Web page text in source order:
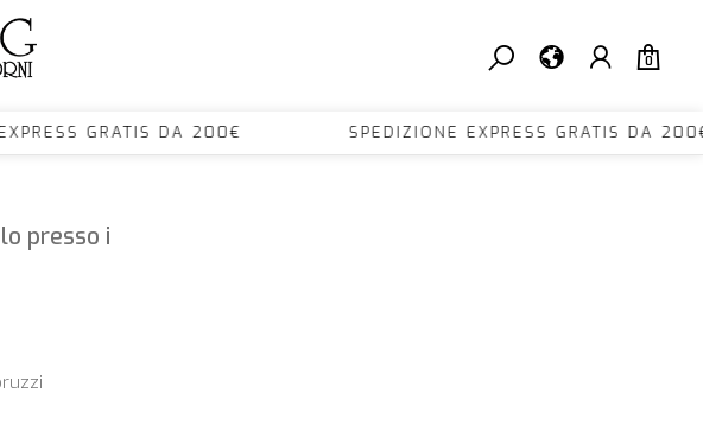
0
GRATIS DA 200€ SPEDIZIONE EXPRESS
presso i